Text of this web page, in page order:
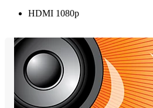
HDMI 1080p